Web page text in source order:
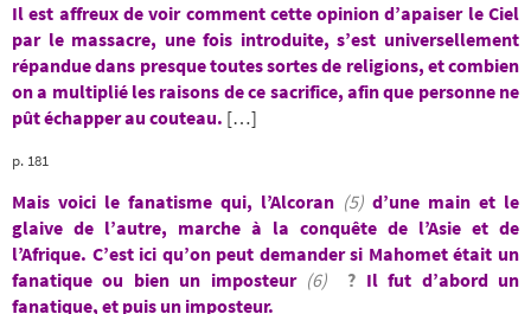
Il est affreux de voir comment cette opinion d’apaiser le Ciel
par le massacre, une fois introduite, s’est universellement
répandue dans presque toutes sortes de religions, et combien
on a multiplié les raisons dece sacrifice, afin que personne ne
pût échapper au couteau. […]
p. 181
Mais voici le fanatisme qui, l’Alcoran (5) d’une main et le
glaive de l’autre, marche à la conquête de l’Asie et de
l’Afrique. C’est ici qu’on peut demander si Mahomet était un
fanatique ou bien un imposteur (6) ? Il fut d’abord un
fanatique, et puis un imposteur.